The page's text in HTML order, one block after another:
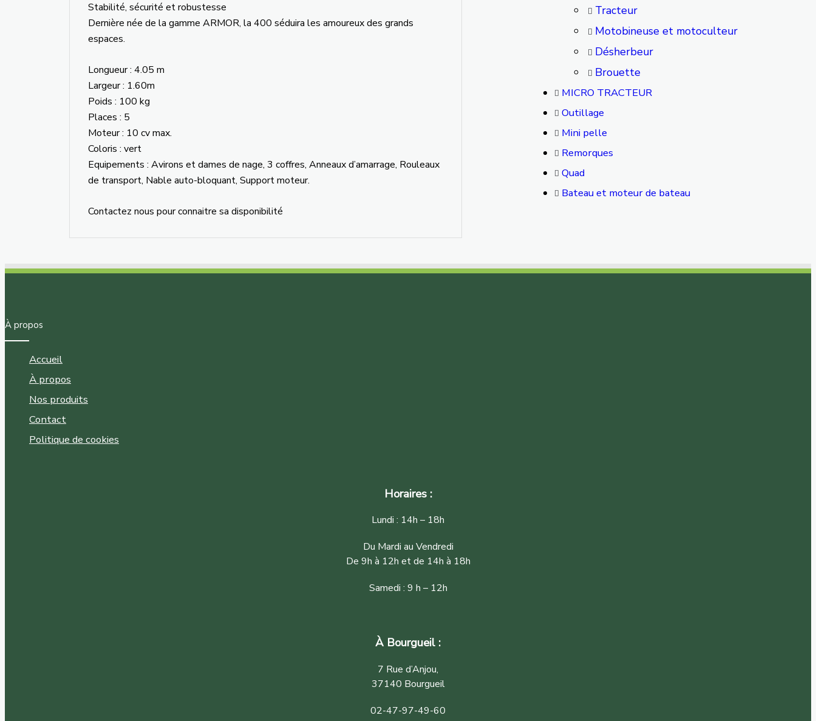
Stabilité, sécurité et robustesse
Dernière née de la gamme ARMOR, la 400 séduira les amoureux des grands
espaces.
Longueur : 4.05 m
Largeur : 1.60m
Poids : 100 kg
Places : 5
Moteur : 10 cv max.
Coloris : vert
Equipements : Avirons et dames de nage, 3 coffres, Anneaux d’amarrage, Rouleaux
de transport, Nable auto-bloquant, Support moteur.
Contactez nous pour connaitre sa disponibilité
Tracteur
Motobineuse et motoculteur
Désherbeur
Brouette
MICRO TRACTEUR
Outillage
Mini pelle
Remorques
Quad
Bateau et moteur de bateau
À propos
Accueil
À propos
Nos produits
Contact
Politique de cookies
Horaires :
Lundi : 14h – 18h
Du Mardi au Vendredi
De 9h à 12h et de 14h à 18h
Samedi : 9 h – 12h
À Bourgueil :
7 Rue d’Anjou,
37140 Bourgueil
02-47-97-49-60